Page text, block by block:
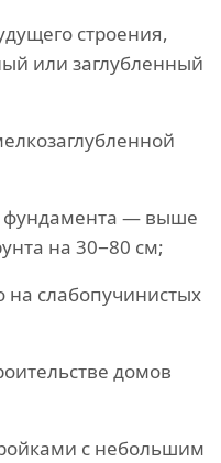
строения,
или заглубленный
— выше
на 30−80 см;
слабопучинистых
домов
с небольшим